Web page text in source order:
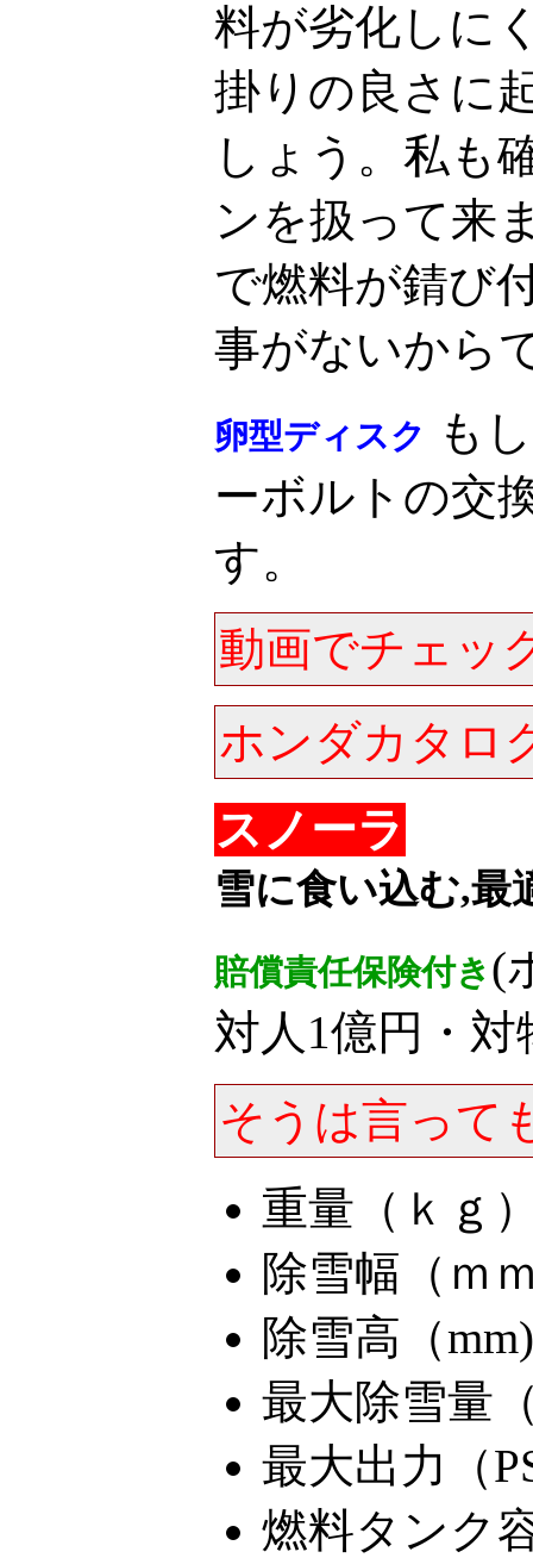
料が劣化しに
掛りの良さに
しょう。私も
ンを扱って来
で燃料が錆び
事がないから
卵型ディスク
も
ーボルトの交
す。
動画でチェッ
ホンダカタロ
スノーラ
雪に食い込む,最
賠償責任保険付き(
対人1億円・対
そうは言って
重量（ｋｇ
除雪幅（ｍ
除雪高（
最大除雪量
最大出力（
燃料タンク